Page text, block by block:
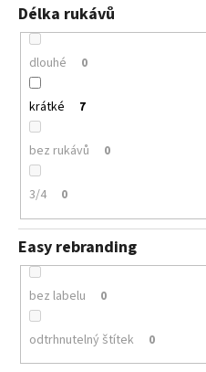
Délka rukávů
dlouhé 0
krátké 7
bez rukávů 0
3/4 0
Easy rebranding
bez labelu 0
odtrhnutelný štítek 0